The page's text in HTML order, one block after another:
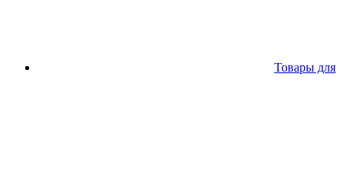
Товары для